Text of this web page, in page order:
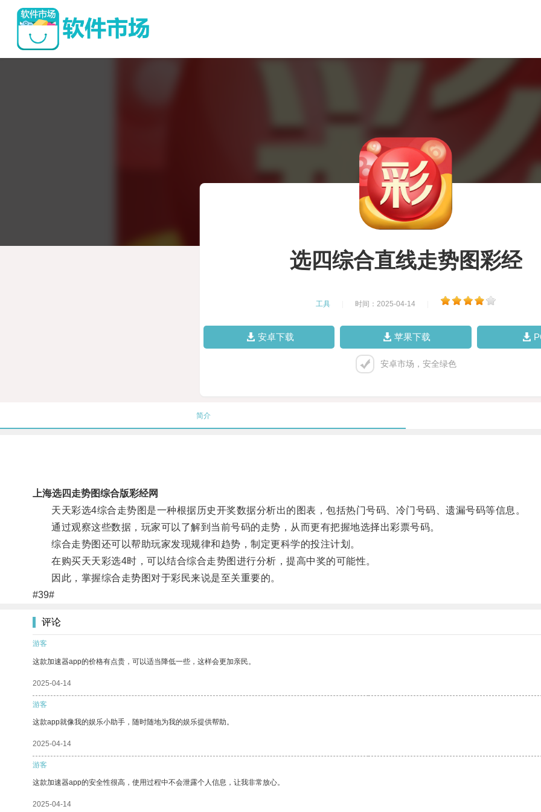
选四综合直线走势图彩经
工具 时间：2025-04-14
安卓下载 苹果下载
安卓市场，安全绿色
简介
上海选四走势图综合版彩经网
天天彩选4综合走势图是一种根据历史开奖数据分析出的图表，包括热门号码、冷门号码、遗漏号码等信息。
通过观察这些数据，玩家可以了解到当前号码的走势，从而更有把握地选择出彩票号码。
综合走势图还可以帮助玩家发现规律和趋势，制定更科学的投注计划。
在购买天天彩选4时，可以结合综合走势图进行分析，提高中奖的可能性。
因此，掌握综合走势图对于彩民来说是至关重要的。
#39#
评论
游客
这款加速器app的价格有点贵，可以适当降低一些，这样会更加亲民。
2025-04-14
游客
这款app就像我的娱乐小助手，随时随地为我的娱乐提供帮助。
2025-04-14
游客
这款加速器app的安全性很高，使用过程中不会泄露个人信息，让我非常放心。
2025-04-14